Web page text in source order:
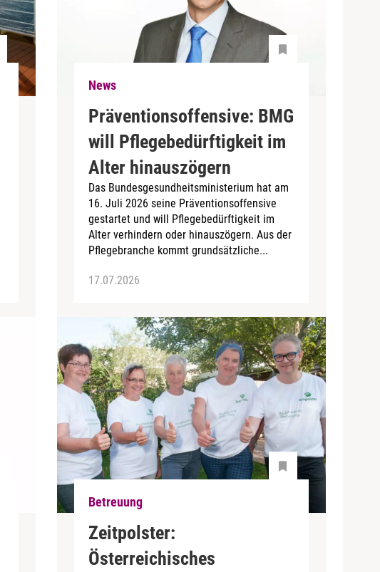
News
Präventionsoffensive: BMG
will Pflegebedürftigkeit im
Alter hinauszögern
Das Bundesgesundheitsministerium hat am
16. Juli 2026 seine Präventionsoffensive
gestartet und will Pflegebedürftigkeit im
Alter verhindern oder hinauszögern. Aus der
Pflegebranche kommt grundsätzliche...
17.07.2026
Betreuung
Zeitpolster:
Österreichisches